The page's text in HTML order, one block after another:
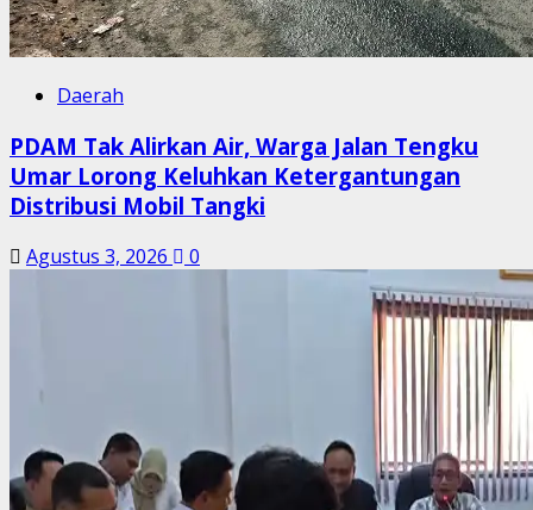
Daerah
PDAM Tak Alirkan Air, Warga Jalan Tengku
Umar Lorong Keluhkan Ketergantungan
Distribusi Mobil Tangki
Agustus 3, 2026 0